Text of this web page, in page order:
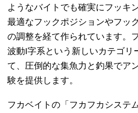
ようなバイトでも確実にフッキ
最適なフックポジションやフッ
の調整を経て作られています。
波動I字系という新しいカテゴリ
て、圧倒的な集魚力と釣果でア
験を提供します。
フカベイトの「フカフカシステ